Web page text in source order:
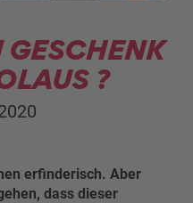
GESCHENK
?
erfinderisch. Aber
dass dieser